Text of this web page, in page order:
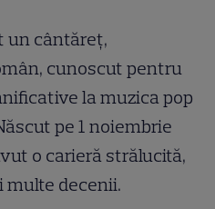
un cântăreț,
cunoscut pentru
la muzica pop
pe 1 noiembrie
o carieră strălucită,
multe decenii.